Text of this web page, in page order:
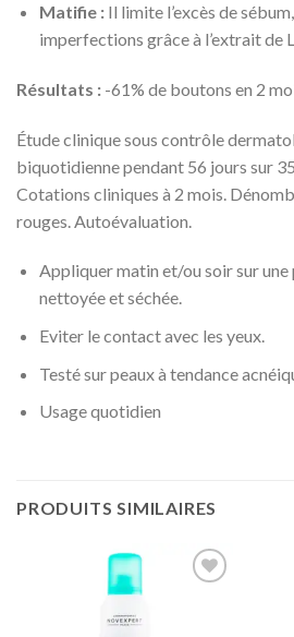
Matifie : Il limite l’excès de
imperfections grâce à l’extrait de
Résultats : -61% de boutons en 2
Étude clinique sous contrôle
biquotidienne pendant 56 jours sur
Cotations cliniques à 2 mois.
rouges. Autoévaluation.
Appliquer matin et/ou soir sur
nettoyée et séchée.
Eviter le contact avec les yeux.
Testé sur peaux à tendance
Usage quotidien
PRODUITS SIMILAIRES